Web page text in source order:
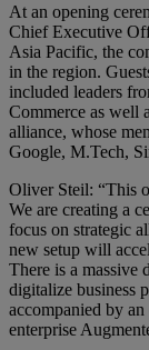
At an opening
Chief Executive
Asia Pacific, the
in the region.
included leaders
Commerce as well
alliance, whose
Google, M.Tech,
Oliver Steil: “This
We are creating a
focus on strategic
new setup will
There is a massive
digitalize business
accompanied by
enterprise